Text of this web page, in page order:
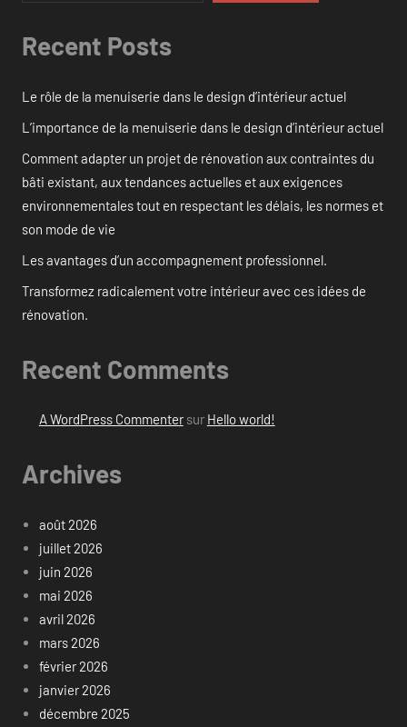
Recent Posts
Le rôle de la menuiserie dans le design d’intérieur actuel
L’importance de la menuiserie dans le design d’intérieur actuel
Comment adapter un projet de rénovation aux contraintes du
bâti existant, aux tendances actuelles et aux exigences
environnementales tout en respectant les délais, les normes et
son mode de vie
Les avantages d’un accompagnement professionnel.
Transformez radicalement votre intérieur avec ces idées de
rénovation.
Recent Comments
A WordPress Commentersur Hello world!
Archives
août 2026
juillet 2026
juin 2026
mai 2026
avril 2026
mars 2026
février 2026
janvier 2026
décembre 2025